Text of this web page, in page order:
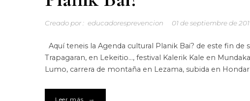
Creado por : educadoresprevencion 01 de septiembre de
Aquí teneis la Agenda cultural Planik Bai? de este fin de
Trapagaran, en Lekeitio…, festival Kalerik Kale en
Lumo, carrera de montaña en Lezama, subida en
Leer más →